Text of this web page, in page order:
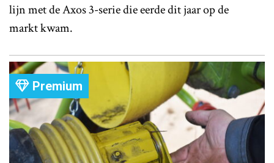
lijn met de Axos 3-serie die eerde dit jaar op de
markt kwam.
Premium